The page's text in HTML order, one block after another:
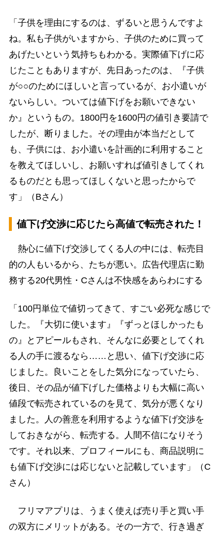
「子供を理由にするのは、ずるいと思うんですよ
ね。私も子供がいますから、子供のために買って
あげたいという気持ちもわかる。実際値下げに応
じたこともありますが、先日あったのは、『子供
が○○のためにほしいと言っているが、お小遣いが
ないらしい。ついては値下げをお願いできない
か』というもの。1800円を1600円の値引き要請で
したが、断りました。その理由が本当だとして
も、子供には、お小遣いを計画的に利用すること
を教えてほしいし、お願いすれば値引きしてくれ
るものだとも思ってほしくないと思ったからで
す」（Bさん）
値下げ交渉に応じたら高値で転売された！
熱心に値下げ交渉してくる人の中には、転売目
的の人もいるから、たちが悪い。広告代理店に勤
務する20代男性・Cさんは不快感をあらわにする
「100円単位で値切ってきて、すごい必死な感じで
した。『大切に使います』『ずっとほしかったも
の』とアピールもされ、そんなに必要としてくれ
る人の手に渡るなら……と思い、値下げ交渉に応
じました。良いことをした気分になっていたら、
後日、その品が値下げした価格よりも大幅に高い
値段で転売されているのを見て、気分が悪くなり
ました。人の善意を利用するような値下げ交渉を
しておきながら、転売する。人間不信になりそう
です。それ以来、プロフィールにも、商品説明に
も値下げ交渉には応じないと記載しています」（C
さん）
フリマアプリは、うまく使えば売り手と買い手
の双方にメリットがある。その一方で、行き過ぎ